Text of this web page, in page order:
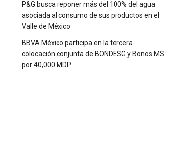
P&G busca reponer más del 100% del agua
asociada al consumo de sus productos en el
Valle de México
BBVA México participa en la tercera
colocación conjunta de BONDESG y Bonos MS
por 40,000 MDP